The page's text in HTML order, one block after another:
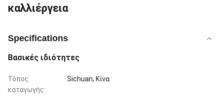
καλλιέργεια
Specifications
Βασικές ιδιότητες
Τόπος
καταγωγής:
Sichuan, Κίνα